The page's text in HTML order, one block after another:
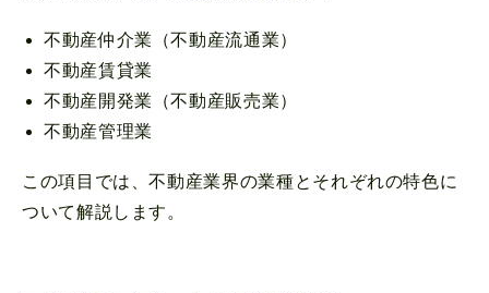
不動産仲介業（不動産流通業）
不動産賃貸業
不動産開発業（不動産販売業）
不動産管理業
この項目では、不動産業界の業種とそれぞれの特色に
ついて解説します。